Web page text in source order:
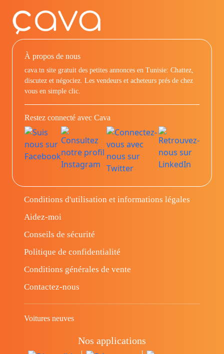
À propos de nous
cava.tn site gratuit des petites annonces en Tunisie: Chattez,
discutez et négociez. Les vendeurs et acheteurs prés de chez
vous en simple clic.
Restez connecté avec Cava
Conditions d'utilisation et informations légales
Aidez-moi
Conseils de sécurité
Politique de confidentialité
Conditions générales de vente
Contactez-nous
Voitures neuves
Nos applications